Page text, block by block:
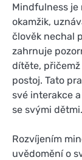
Mindfulness je
okamžik,
člověk nechal
zahrnuje
dítěte,
postoj. Tato
své interakce
se svými dětmi.
Rozvíjením
uvědomění o